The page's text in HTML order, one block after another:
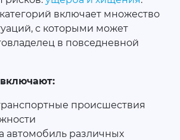
включает множество
с которыми может
в повседневной
происшествия
автомобиль различных